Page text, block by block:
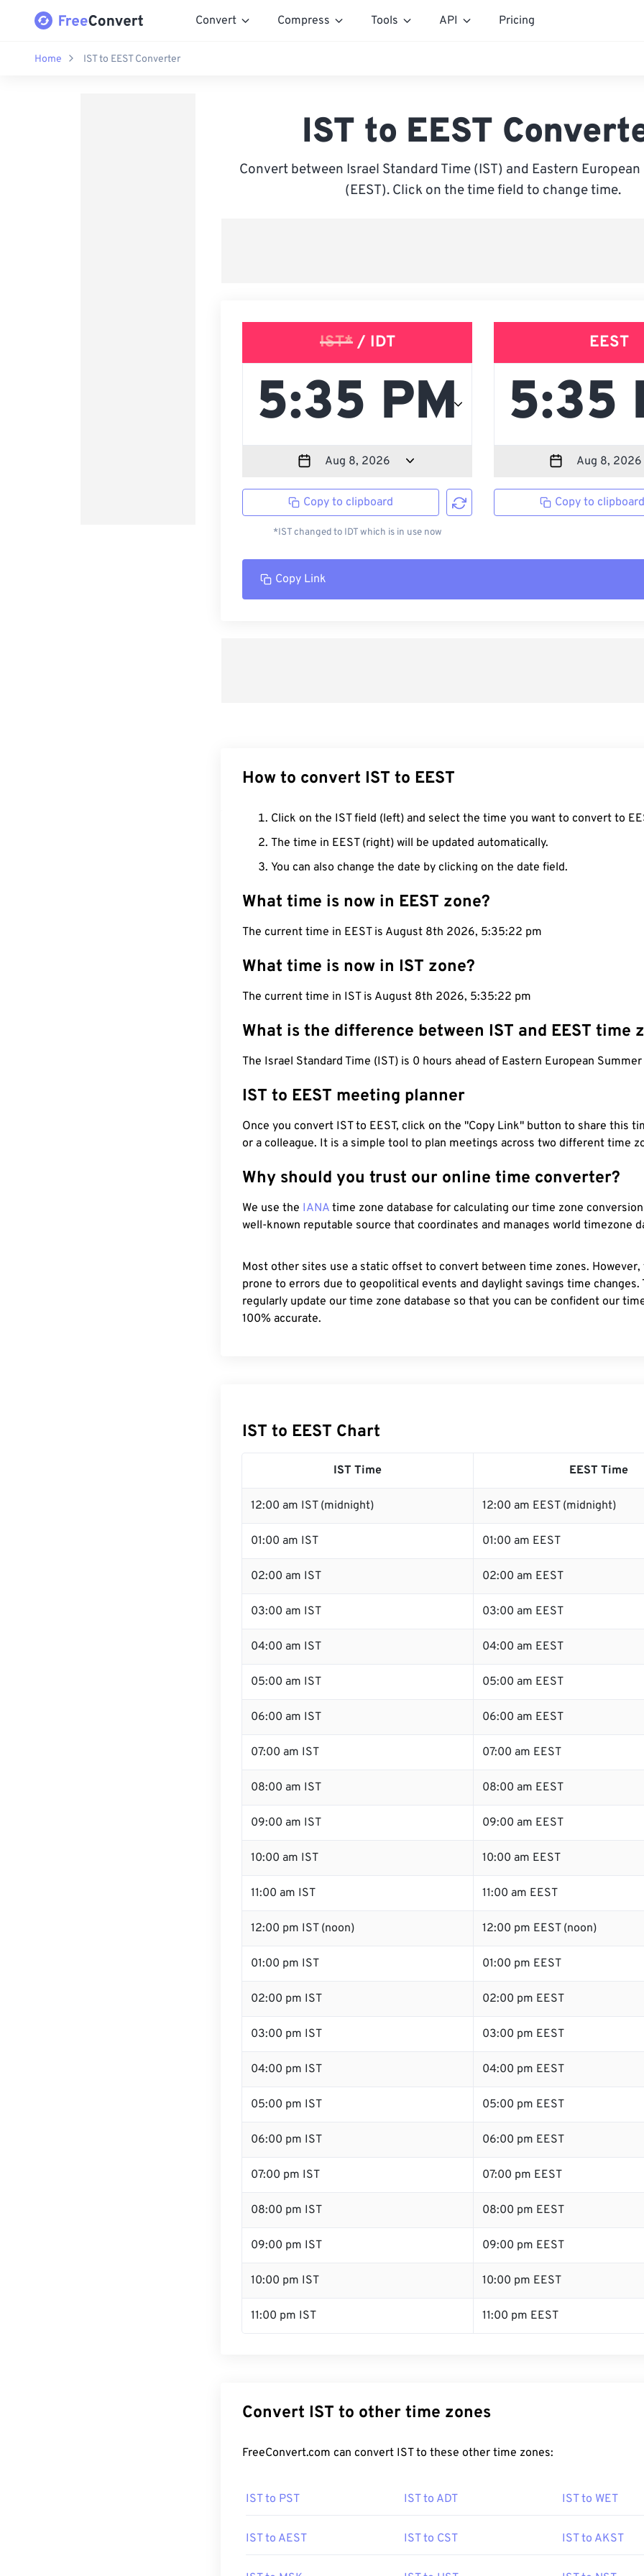
Convert Compress Tools API Pricing
Home IST to EEST Converter
IST to EEST
Convert between Israel Standard Time (IST) and Eastern
(EEST). Click on the time field to change time.
IST*/ IDT
Copy to clipboard
*IST changed to IDT which is in use now
EEST
Copy to
Copy Link
How to convert IST to EEST
Click on the IST field (left) and select the time you want to convert to
The time in EEST (right) will be updated automatically.
You can also change the date by clicking on the date field.
What time is now in EEST zone?
The current time in EEST is August 8th 2026, 5:35:23 pm
What time is now in IST zone?
The current time in IST is August 8th 2026, 5:35:23 pm
What is the difference between IST and EEST time
The Israel Standard Time (IST) is 0 hours ahead of Eastern European Summer
IST to EEST meeting planner
Once you convert IST to EEST, click on the "Copy Link" button to share this
or a colleague. It is a simple tool to plan meetings across two different time
Why should you trust our online time converter?
We use the IANA time zone database for calculating our time zone
well-known reputable source that coordinates and manages world timezone
Most other sites use a static offset to convert between time zones.
prone to errors due to geopolitical events and daylight savings time changes.
regularly update our time zone database so that you can be confident our
100% accurate.
IST to EEST Chart
IST Time EEST Time
12:00 am IST (midnight) 12:00 am EEST (midnight)
01:00 am IST 01:00 am EEST
02:00 am IST 02:00 am EEST
03:00 am IST 03:00 am EEST
04:00 am IST 04:00 am EEST
05:00 am IST 05:00 am EEST
06:00 am IST 06:00 am EEST
07:00 am IST 07:00 am EEST
08:00 am IST 08:00 am EEST
09:00 am IST 09:00 am EEST
10:00 am IST 10:00 am EEST
11:00 am IST 11:00 am EEST
12:00 pm IST (noon) 12:00 pm EEST (noon)
01:00 pm IST 01:00 pm EEST
02:00 pm IST 02:00 pm EEST
03:00 pm IST 03:00 pm EEST
04:00 pm IST 04:00 pm EEST
05:00 pm IST 05:00 pm EEST
06:00 pm IST 06:00 pm EEST
07:00 pm IST 07:00 pm EEST
08:00 pm IST 08:00 pm EEST
09:00 pm IST 09:00 pm EEST
10:00 pm IST 10:00 pm EEST
11:00 pm IST 11:00 pm EEST
Convert IST to other time zones
FreeConvert.com can convert IST to these other time zones:
IST to PST IST to ADT IST to WET
IST to AEST IST to CST IST to AKST